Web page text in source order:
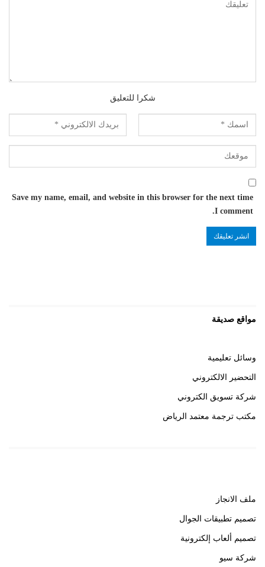
شكرا للتعليق
Save my name, email, and website in this browser for the next time
I comment.
مواقع صديقة
وسائل تعليمية
التحضير الالكتروني
شركة تسويق الكتروني
مكتب ترجمة معتمد الرياض
ملف الانجاز
تصميم تطبيقات الجوال
تصميم ألعاب إلكترونية
شركة سيو